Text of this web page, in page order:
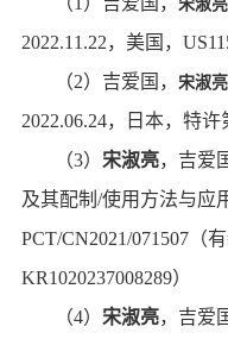
宋淑亮
2022.11.22，美国，
（2） 吉爱国， 宋淑亮
2022.06.24，日本， 特许
（3） 宋淑亮， 吉爱
及其配制 /使用方法与应
PCT/CN2021/071507（
KR1020237008289）
（4） 宋淑亮， 吉爱